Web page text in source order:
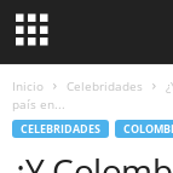
Inicio Celebridades
país en...
CELEBRIDADES